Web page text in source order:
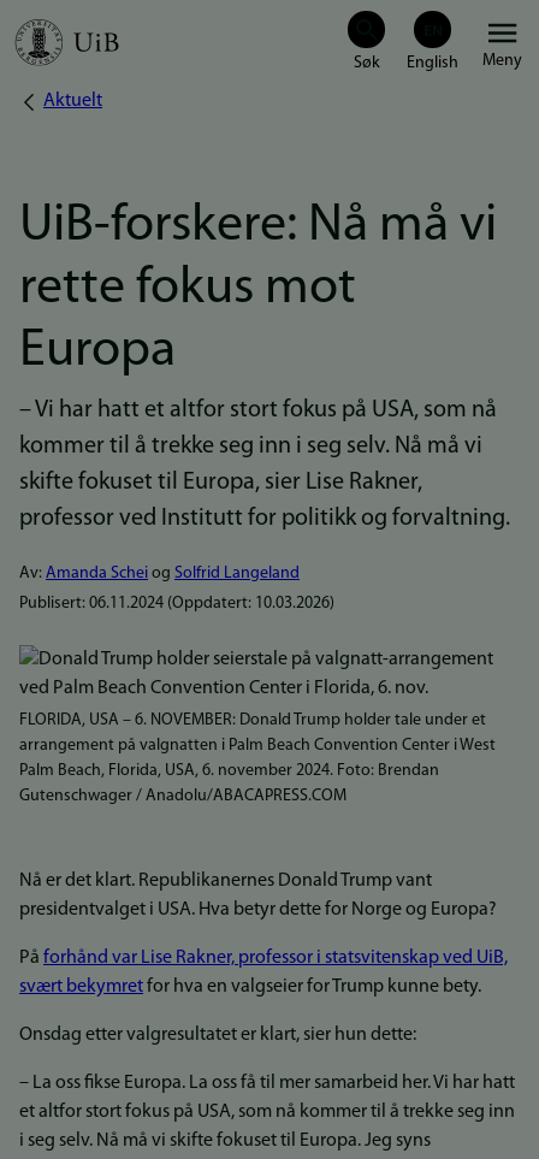
Hopp
Meny
Navigasjonssti
Aktuelt
UiB-forskere: Nå må vi
rette fokus mot
Europa
– Vi har hatt et altfor stort fokus på USA, som nå
kommer til å trekke seg inn i seg selv. Nå må vi
skifte fokuset til Europa, sier Lise Rakner,
professor ved Institutt for politikk og forvaltning.
Av: Amanda Schei og Solfrid Langeland
Publisert: 06.11.2024 (Oppdatert: 10.03.2026)
FLORIDA, USA – 6. NOVEMBER: Donald Trump holder tale under et
arrangement på valgnatten i Palm Beach Convention Center i West
Palm Beach, Florida, USA, 6. november 2024. Foto: Brendan
Gutenschwager / Anadolu/ABACAPRESS.COM
Nå er det klart. Republikanernes Donald Trump vant
presidentvalget i USA. Hva betyr dette for Norge og Europa?
På forhånd var Lise Rakner, professor i statsvitenskap ved UiB,
svært bekymretfor hva en valgseier for Trump kunne bety.
Onsdag etter valgresultatet er klart, sier hun dette:
– La oss fikse Europa. La oss få til mer samarbeid her. Vi har hatt
et altfor stort fokus på USA, som nå kommer til å trekke seg inn
i seg selv. Nå må vi skifte fokuset til Europa. Jeg syns